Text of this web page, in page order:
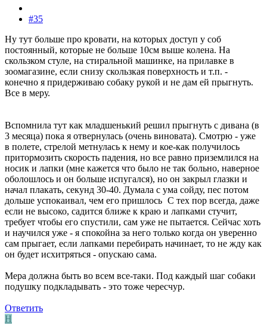
#35
Ну тут больше про кровати, на которых доступ у соб
постоянный, которые не больше 10см выше колена. На
скользком стуле, на стиральной машинке, на прилавке в
зоомагазине, если снизу скользкая поверхность и т.п. -
конечно я придерживаю собаку рукой и не дам ей прыгнуть.
Все в меру.
Вспомнила тут как младшенький решил прыгнуть с дивана (в
3 месяца) пока я отвернулась (очень виновата). Смотрю - уже
в полете, стрелой метнулась к нему и кое-как получилось
притормозить скорость падения, но все равно приземлился на
носик и лапки (мне кажется что было не так больно, наверное
оболошлось и он больше испугался), но он закрыл глазки и
начал плакать, секунд 30-40. Думала с ума сойду, пес потом
дольше успокаивал, чем его пришлось С тех пор всегда, даже
если не высоко, садится ближе к краю и лапками стучит,
требует чтобы его спустили, сам уже не пытается. Сейчас хоть
и научился уже - я спокойна за него только когда он уверенно
сам прыгает, если лапками перебирать начинает, то не жду как
он будет исхитряться - опускаю сама.
Мера должна быть во всем все-таки. Под каждый шаг собаки
подушку подкладывать - это тоже чересчур.
Ответить
Н